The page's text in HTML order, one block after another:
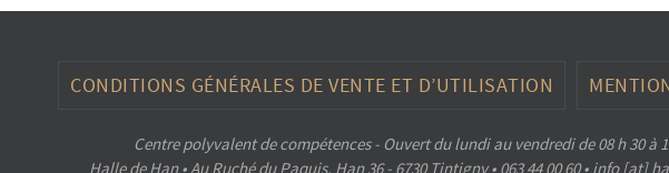
CONDITIONS GÉNÉRALES DE VENTE ET D’UTILISATION
Centre polyvalent de compétences - Ouvert du lundi au vendredi de 08 h 30 à
Halle de Han • Au Ruché du Paquis, Han 36 - 6730 Tintigny • 063 44 00 60 • info [at]